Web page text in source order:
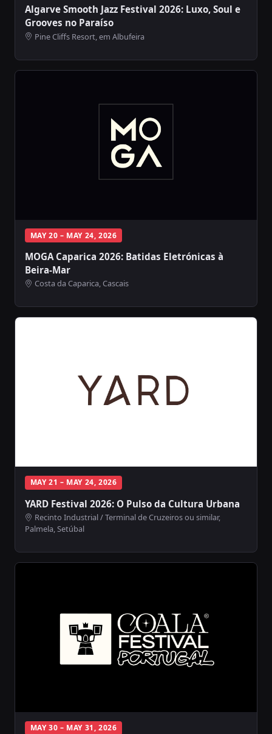
Algarve Smooth Jazz Festival 2026: Luxo, Soul e
Grooves no Paraíso
Pine Cliffs Resort, em Albufeira
MAY 20 – MAY 24, 2026
MOGA Caparica 2026: Batidas Eletrónicas à
Beira-Mar
Costa da Caparica, Cascais
MAY 21 – MAY 24, 2026
YARD Festival 2026: O Pulso da Cultura Urbana
Recinto Industrial / Terminal de Cruzeiros ou similar,
Palmela, Setúbal
MAY 30 – MAY 31, 2026